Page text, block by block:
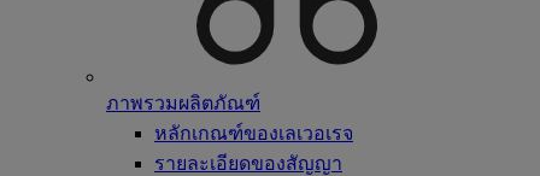
ภาพรวมผลิตภัณฑ์
หลักเกณฑ์ของเลเวอเรจ
รายละเอียดของสัญญา